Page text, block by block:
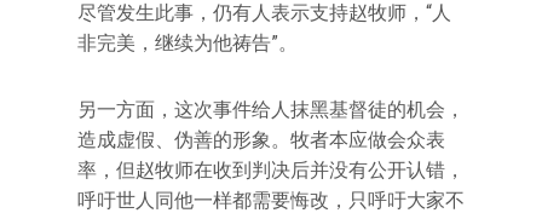
尽管发生此事，仍有人表示支持赵牧师，“人
非完美，继续为他祷告”。
另一方面，这次事件给人抹黑基督徒的机会，
造成虚假、伪善的形象。牧者本应做会众表
率，但赵牧师在收到判决后并没有公开认错，
呼吁世人同他一样都需要悔改，只呼吁大家不